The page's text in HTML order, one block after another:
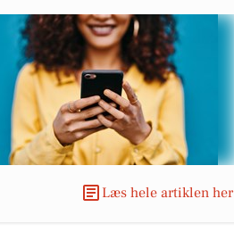
Læs hele artiklen her